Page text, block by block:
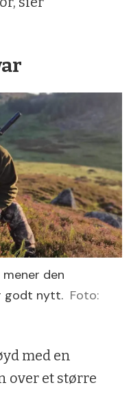
den
godt nytt. Foto:
med en
over et større